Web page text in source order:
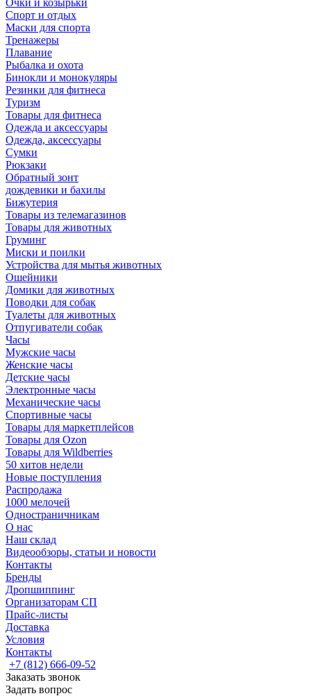
Очки и козырьки
Спорт и отдых
Маски для спорта
Тренажеры
Плавание
Рыбалка и охота
Бинокли и монокуляры
Резинки для фитнеса
Туризм
Товары для фитнеса
Одежда и аксессуары
Одежда, аксессуары
Сумки
Рюкзаки
Обратный зонт
дождевики и бахилы
Бижутерия
Товары из телемагазинов
Товары для животных
Груминг
Миски и поилки
Устройства для мытья животных
Ошейники
Домики для животных
Поводки для собак
Туалеты для животных
Отпугиватели собак
Часы
Мужские часы
Женские часы
Детские часы
Электронные часы
Механические часы
Спортивные часы
Товары для маркетплейсов
Товары для Ozon
Товары для Wildberries
50 хитов недели
Новые поступления
Распродажа
1000 мелочей
Одностраничникам
О нас
Наш склад
Видеообзоры, статьи и новости
Контакты
Бренды
Дропшиппинг
Организаторам СП
Прайс-листы
Доставка
Условия
Контакты
+7 (812) 666-09-52
Заказать звонок
Задать вопрос